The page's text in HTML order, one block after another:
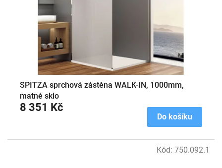
SPITZA sprchová zástěna WALK-IN, 1000mm,
matné sklo
8 351 Kč
Do košíku
Kód: 750.092.1